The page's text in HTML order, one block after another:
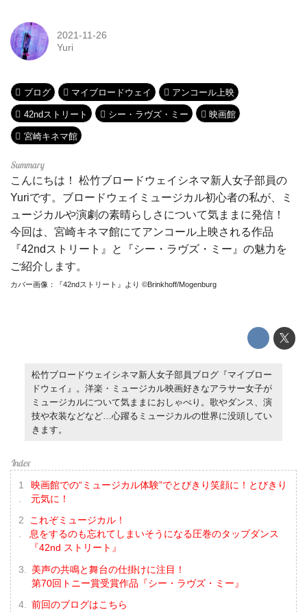
2021-11-26
Yuri
ブログ マイブロードウェイ アンコール上映
42ndストリート シー・ラヴズ・ミー 映画館
宮崎キネマ館
こんにちは！ 松竹ブロードウェイシネマ新人女子部員の
Yuriです。ブロードウェイミュージカル初心者の私が、ミ
ュージカルや演劇の素晴らしさについて気ままに発信！
今回は、宮崎キネマ館にてアンコール上映される作品
『42ndストリート』と『シー・ラヴズ・ミー』の魅力を
ご紹介します。
カバー画像：『42ndストリート』より ©Brinkhoff/Mogenburg
松竹ブロードウェイシネマ新人女子部員ブログ『マイブロー
ドウェイ』。洋楽・ミュージカル映画好きなアラサー女子が
ミュージカルについて気ままにおしゃべり。歌やダンス、演
技や衣装などなど…心躍るミュージカルの世界に没頭してい
きます。
映画館での“ミュージカル体験”でとびきり笑顔に！とびきり
元気に！
これぞミュージカル！
息をするのも忘れてしまいそうになる圧巻のタップダンス
『42nd ストリート』
美声の共鳴と舞台の仕掛けに注目！
第70回トニー賞受賞作品『シー・ラヴズ・ミー』
前回のブログはこちら